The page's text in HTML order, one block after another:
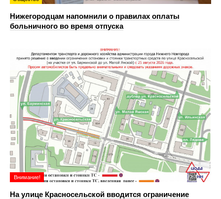
Нижегородцам напомнили о правилах оплаты
больничного во время отпуска
Внимание!
На улице Красносельской вводится ограничение